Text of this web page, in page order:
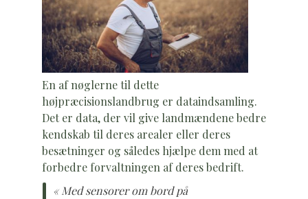
En af nøglerne til dette
højpræcisionslandbrug er dataindsamling.
Det er data, der vil give landmændene bedre
kendskab til deres arealer eller deres
besætninger og således hjælpe dem med at
forbedre forvaltningen af deres bedrift.
« Med sensorer om bord på